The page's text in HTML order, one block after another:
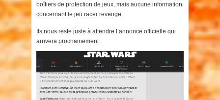
boîtiers de protection de jeux, mais aucune information
concernant le jeu racer revenge.
Ils nous reste juste à attendre l’annonce officielle qui
arrivera prochainement .